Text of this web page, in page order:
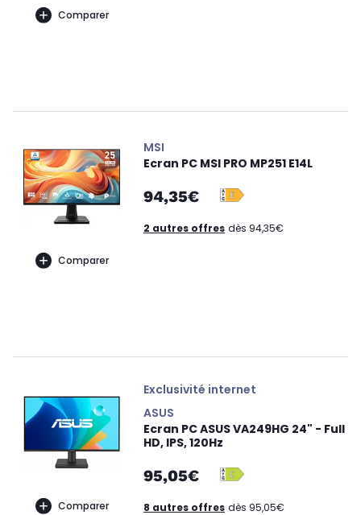
Comparer
Comparer
MSI
Ecran PC MSI PRO MP251 E14L
94,35€
2 autres offres dès 94,35€
Comparer
Exclusivité internet
ASUS
Ecran PC ASUS VA249HG 24" - Full
HD, IPS, 120Hz
95,05€
8 autres offres dès 95,05€